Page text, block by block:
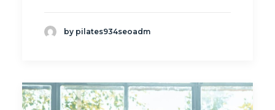
by pilates934seoadm